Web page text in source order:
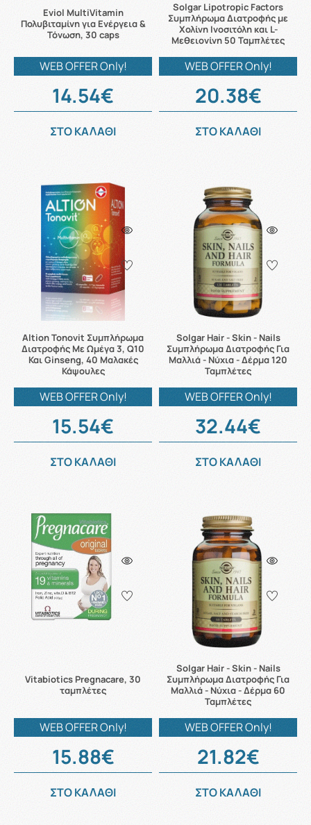
Eviol MultiVitamin
Πολυβιταμίνη για Ενέργεια &
Τόνωση, 30 caps
WEB OFFER Only!
14.54€
ΣΤΟ ΚΑΛΑΘΙ
Solgar Lipotropic Factors
Συμπλήρωμα Διατροφής με
Χολίνη Ινοσιτόλη και L-
Μεθειονίνη 50 Ταμπλέτες
WEB OFFER Only!
20.38€
ΣΤΟ ΚΑΛΑΘΙ
Altion Tonovit Συμπλήρωμα
Διατροφής Με Ωμέγα 3, Q10
Και Ginseng, 40 Μαλακές
Κάψουλες
WEB OFFER Only!
15.54€
ΣΤΟ ΚΑΛΑΘΙ
Solgar Hair - Skin - Nails
Συμπλήρωμα Διατροφής Για
Μαλλιά - Νύχια - Δέρμα 120
Ταμπλέτες
WEB OFFER Only!
32.44€
ΣΤΟ ΚΑΛΑΘΙ
Vitabiotics Pregnacare, 30
ταμπλέτες
WEB OFFER Only!
15.88€
ΣΤΟ ΚΑΛΑΘΙ
Solgar Hair - Skin - Nails
Συμπλήρωμα Διατροφής Για
Μαλλιά - Νύχια - Δέρμα 60
Ταμπλέτες
WEB OFFER Only!
21.82€
ΣΤΟ ΚΑΛΑΘΙ